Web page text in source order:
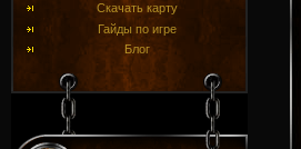
Скачать карту
Гайды по игре
Блог